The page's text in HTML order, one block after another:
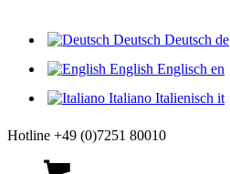
Deutsch Deutsch de
English Englisch en
Italiano Italienisch it
Hotline +49 (0)7251 80010